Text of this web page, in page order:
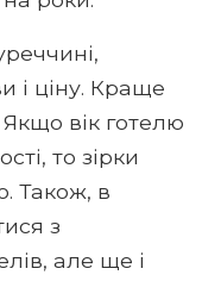
і ціну. Краще
вік готелю
то зірки
Також, в
з
але ще і